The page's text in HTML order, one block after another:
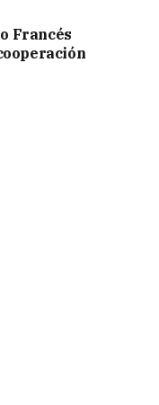
Francés